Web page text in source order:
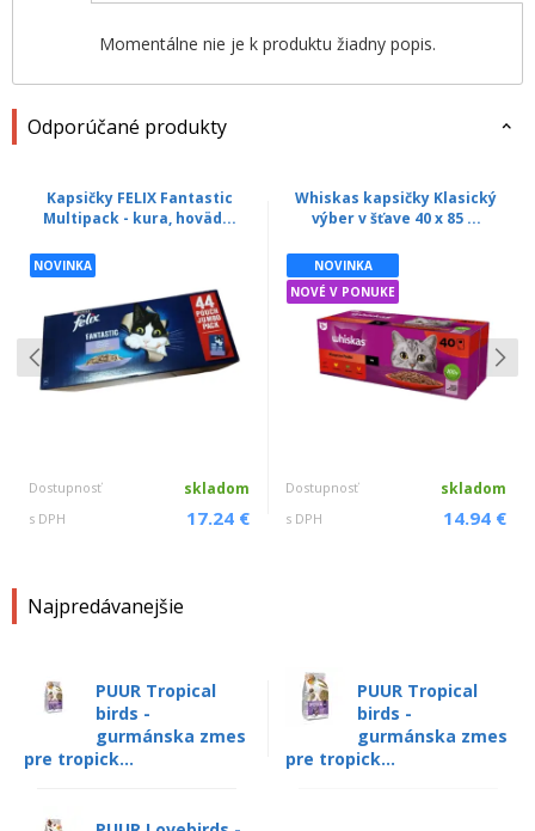
Najpredávanejšie
PUUR Tropical
birds -
gurmánska zmes
pre tropick...
PUUR Tropical
birds -
gurmánska zmes
pre tropick...
Momentálne nie je k produktu žiadny popis.
Odporúčané produkty
Kapsičky FELIX Fantastic
Multipack - kura, hoväd...
NOVINKA
Dostupnosť skladom
s DPH 17.24 €
Whiskas kapsičky Klasický
výber v šťave 40 x 85 ...
NOVINKA
NOVÉ V PONUKE
Dostupnosť skladom
s DPH 14.94 €